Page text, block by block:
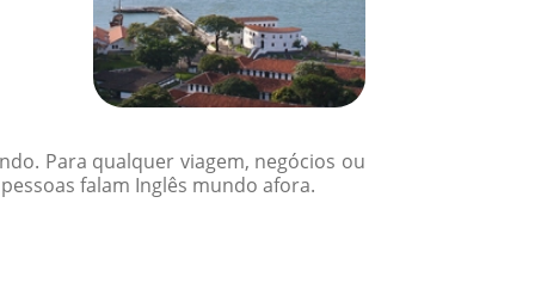
Para qualquer viagem, negócios ou
falam Inglês mundo afora.